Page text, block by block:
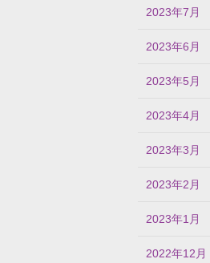
2023年7月
2023年6月
2023年5月
2023年4月
2023年3月
2023年2月
2023年1月
2022年12月